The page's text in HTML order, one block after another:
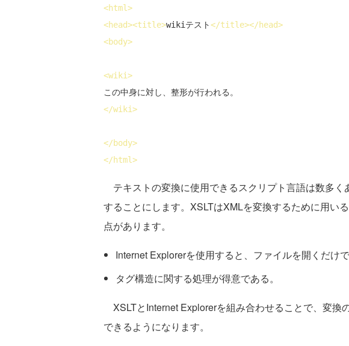
<html>
<head><title>wikiテスト</title></head>
<body>
<wiki>
</wiki>
</body>
</html>
テキストの変換に使用できるスクリプト言語は数多く
することにします。XSLTはXMLを変換するために用い
点があります。
Internet Explorerを使用すると、ファイルを開くだけ
タグ構造に関する処理が得意である。
XSLTとInternet Explorerを組み合わせることで、変換
できるようになります。